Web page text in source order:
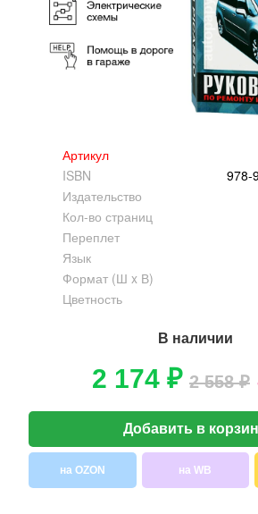
Артикул
ISBN
978-
Издательство
Кол-во страниц
Переплет
Язык
Формат (Ш x В)
Цветность
В наличии
2 174 ₽ 2 558 ₽
Добавить в
на OZON на WB